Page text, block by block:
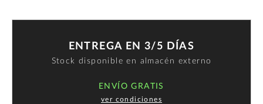
ENTREGA EN 3/5 DÍAS
Stock disponible en almacén externo
ENVÍO GRATIS
ver condiciones